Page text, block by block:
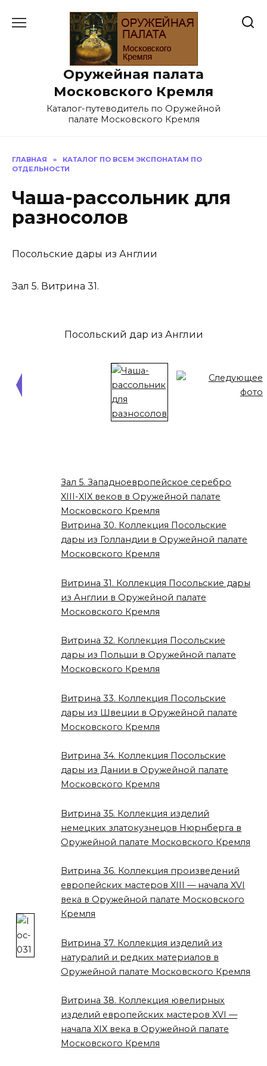
Оружейная палата
Московского Кремля
Каталог-путеводитель по Оружейной
палате Московского Кремля
ГЛАВНАЯ »
КАТАЛОГ ПО ВСЕМ ЭКСПОНАТАМ ПО
ОТДЕЛЬНОСТИ
Чаша-рассольник для
разносолов
Посольские дары из Англии
Зал 5. Витрина 31.
Посольский дар из Англии
Зал 5. Западноевропейское серебро
XIII-XIX веков в Оружейной палате
Московского Кремля
Витрина 30. Коллекция Посольские
дары из Голландии в Оружейной палате
Московского Кремля
Витрина 31. Коллекция Посольские дары
из Англии в Оружейной палате
Московского Кремля
Витрина 32. Коллекция Посольские
дары из Польши в Оружейной палате
Московского Кремля
Витрина 33. Коллекция Посольские
дары из Швеции в Оружейной палате
Московского Кремля
Витрина 34. Коллекция Посольские
дары из Дании в Оружейной палате
Московского Кремля
Витрина 35. Коллекция изделий
немецких златокузнецов Нюрнберга в
Оружейной палате Московского Кремля
Витрина 36. Коллекция произведений
европейских мастеров XIII — начала XVI
века в Оружейной палате Московского
Кремля
Витрина 37. Коллекция изделий из
натуралий и редких материалов в
Оружейной палате Московского Кремля
Витрина 38. Коллекция ювелирных
изделий европейских мастеров XVI —
начала XIX века в Оружейной палате
Московского Кремля